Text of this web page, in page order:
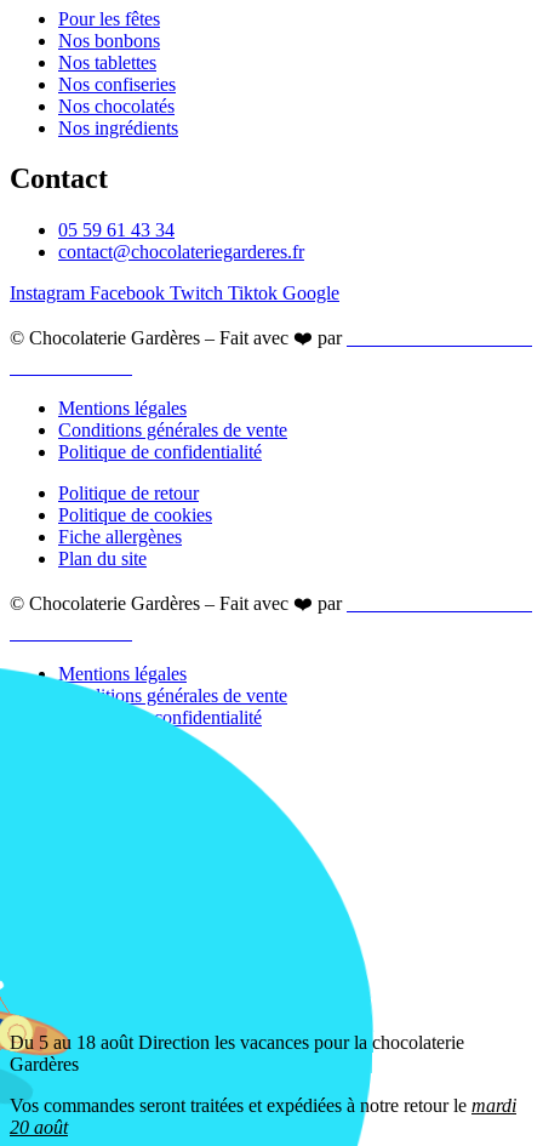
Pour les fêtes
Nos bonbons
Nos tablettes
Nos confiseries
Nos chocolatés
Nos ingrédients
Contact
05 59 61 43 34
contact@chocolateriegarderes.fr
Instagram Facebook Twitch Tiktok Google
© Chocolaterie Gardères – Fait avec ❤️ par
Mentions légales
Conditions générales de vente
Politique de confidentialité
Politique de retour
Politique de cookies
Fiche allergènes
Plan du site
© Chocolaterie Gardères – Fait avec ❤️ par
Mentions légales
Conditions générales de vente
Politique de confidentialité
Du 5 au 18 août Direction les vacances pour la chocolaterie
Gardères
Vos commandes seront traitées et expédiées à notre retour le mardi
20 août